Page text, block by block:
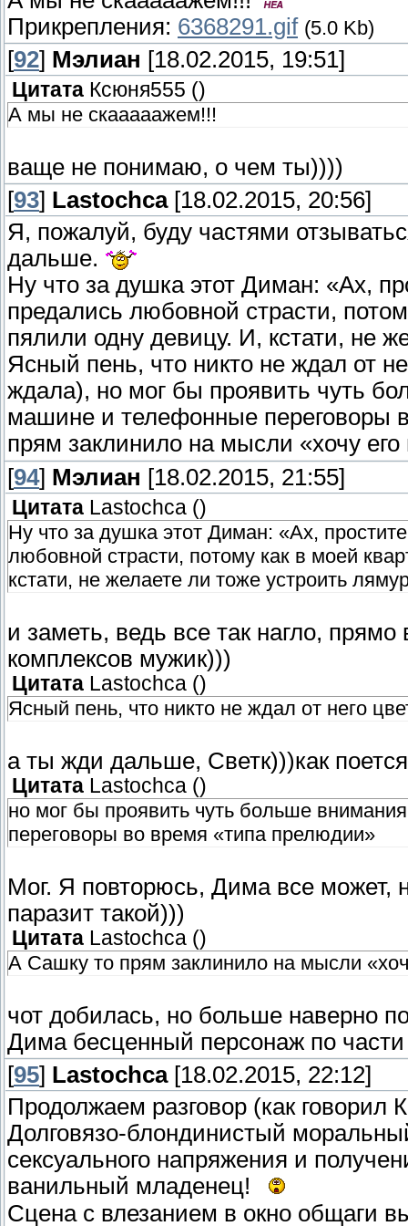
Прикрепления: 6368291.gif (5.0 Kb)
[92] Мэлиан [18.02.2015, 19:51]
Цитата Ксюня555 ()
А мы не скааааажем!!!
ваще не понимаю, о чем ты))))
[93] Lastochca[18.02.2015, 20:56]
Я, пожалуй, буду частями
дальше.
Ну что за душка этот Диман: «Ах,
предались любовной страсти,
пялили одну девицу. И, кстати, не
Ясный пень, что никто не ждал от
ждала), но мог бы проявить чуть
машине и телефонные переговоры
прям заклинило на мысли «хочу
[94] Мэлиан [18.02.2015, 21:55]
Цитата Lastochca ()
Ну что за душка этот Диман: «Ах,
любовной страсти, потому как в моей
кстати, не желаете ли тоже устроить
и заметь, ведь все так нагло,
комплексов мужик)))
Цитата Lastochca ()
Ясный пень, что никто не ждал от него
а ты жди дальше, Светк)))как
Цитата Lastochca ()
но мог бы проявить чуть больше
переговоры во время «типа прелюдии»
Мог. Я повторюсь, Дима все может,
паразит такой)))
Цитата Lastochca ()
А Сашку то прям заклинило на мысли
чот добилась, но больше наверно
Дима бесценный персонаж по
[95] Lastochca[18.02.2015, 22:12]
Продолжаем разговор (как говорил
Долговязо-блондинистый
сексуального напряжения и
ванильный младенец!
Сцена с влезанием в окно общаги